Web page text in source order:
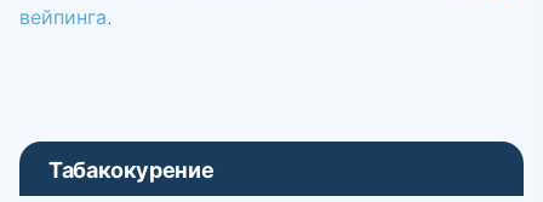
вейпинга.
Табакокурение